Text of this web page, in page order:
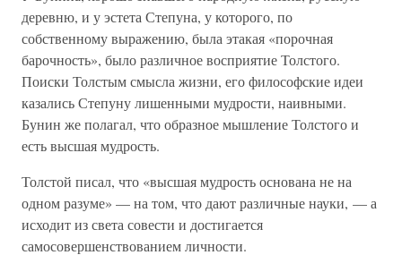
деревню, и у эстета Степуна, у которого, по
собственному выражению, была этакая «порочная
барочность», было различное восприятие Толстого.
Поиски Толстым смысла жизни, его философские идеи
казались Степуну лишенными мудрости, наивными.
Бунин же полагал, что образное мышление Толстого и
есть высшая мудрость.
Толстой писал, что «высшая мудрость основана не на
одном разуме» — на том, что дают различные науки, — а
исходит из света совести и достигается
самосовершенствованием личности.